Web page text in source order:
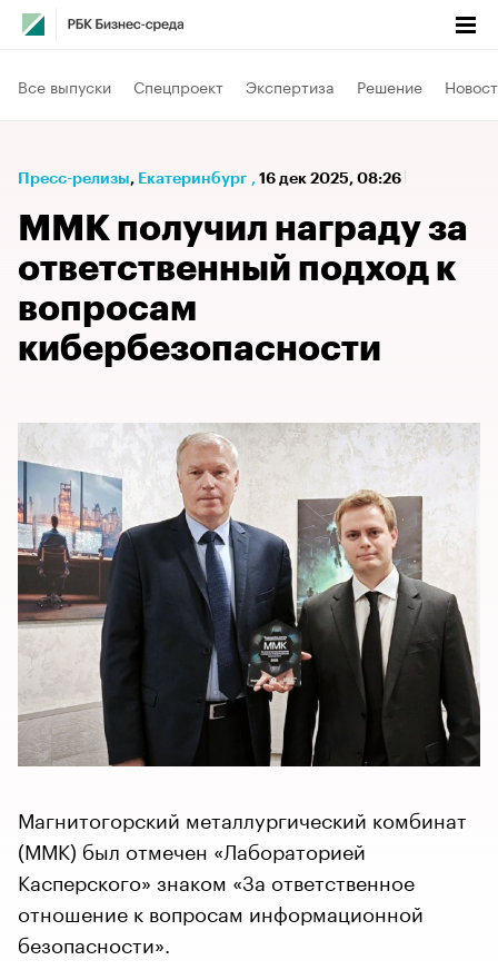
Все выпуски Спецпроект Экспертиза Решение
Пресс-релизы⁠, Екатеринбург , 16 дек 2025, 08:26
ММК получил награду за
ответственный подход к
вопросам
кибербезопасности
Магнитогорский металлургический комбинат
(ММК) был отмечен «Лабораторией
Касперского» знаком «За ответственное
отношение к вопросам информационной
безопасности».